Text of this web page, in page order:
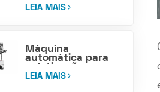
e fundo em bloco
LEIA MAIS
Máquina
automática para
paletização e
carregamento de
LEIA MAIS